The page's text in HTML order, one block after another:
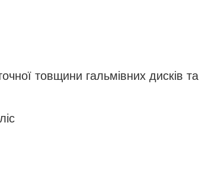
товщини гальмівних дисків та